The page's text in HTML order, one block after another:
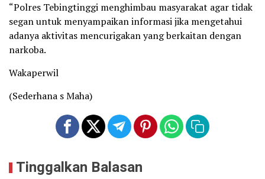
“Polres Tebingtinggi menghimbau masyarakat agar tidak
segan untuk menyampaikan informasi jika mengetahui
adanya aktivitas mencurigakan yang berkaitan dengan
narkoba.
Wakaperwil
(Sederhana s Maha)
Tinggalkan Balasan